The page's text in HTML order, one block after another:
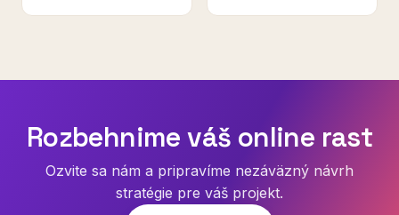
Rozbehnime váš online rast
Ozvite sa nám a pripravíme nezáväzný návrh
stratégie pre váš projekt.